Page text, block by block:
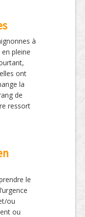
à
pleine
ont
la
de
ressort
le
ou
ou